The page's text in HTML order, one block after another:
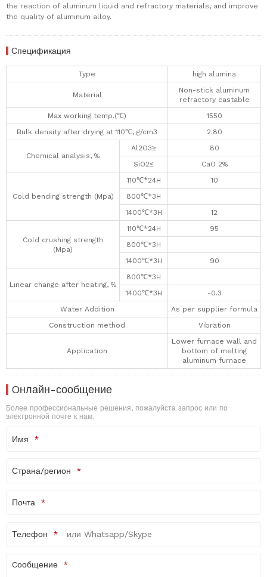
the reaction of aluminum liquid and refractory materials, and improve
the quality of aluminum alloy.
Спецификация
Type high alumina
Material
Non-stick aluminum
refractory castable
Max working temp.(℃)
1550
Bulk density after drying at 110℃, g/cm3
2.80
Chemical analysis, %
Al2O3≥
80
SiO2≤
CaO 2%
Cold bending strength (Mpa)
110℃*24H
10
800℃*3H
1400℃*3H
12
Cold crushing strength
(Mpa)
110℃*24H
95
800℃*3H
1400℃*3H
90
Linear change after heating, %
800℃*3H
1400℃*3H
-0.3
Water Addition
As per supplier formula
Construction method
Vibration
Application
Lower furnace wall and
bottom of melting
aluminum furnace
Oнлайн-сообщение
Более профессиональные решения, пожалуйста запрос или по
электронной почте к нам.
Имя
Страна/регион
Почта
Телефон
Cообщение